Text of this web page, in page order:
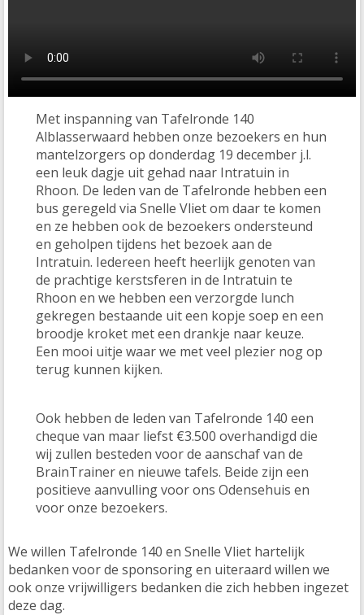
Met inspanning van Tafelronde 140
Alblasserwaard hebben onze bezoekers en hun
mantelzorgers op donderdag 19 december j.l.
een leuk dagje uit gehad naar Intratuin in
Rhoon. De leden van de Tafelronde hebben een
bus geregeld via Snelle Vliet om daar te komen
en ze hebben ook de bezoekers ondersteund
en geholpen tijdens het bezoek aan de
Intratuin. Iedereen heeft heerlijk genoten van
de prachtige kerstsferen in de Intratuin te
Rhoon en we hebben een verzorgde lunch
gekregen bestaande uit een kopje soep en een
broodje kroket met een drankje naar keuze.
Een mooi uitje waar we met veel plezier nog op
terug kunnen kijken.
Ook hebben de leden van Tafelronde 140 een
cheque van maar liefst €3.500 overhandigd die
wij zullen besteden voor de aanschaf van de
BrainTrainer en nieuwe tafels. Beide zijn een
positieve aanvulling voor ons Odensehuis en
voor onze bezoekers.
We willen Tafelronde 140 en Snelle Vliet hartelijk
bedanken voor de sponsoring en uiteraard willen we
ook onze vrijwilligers bedanken die zich hebben ingezet
deze dag.